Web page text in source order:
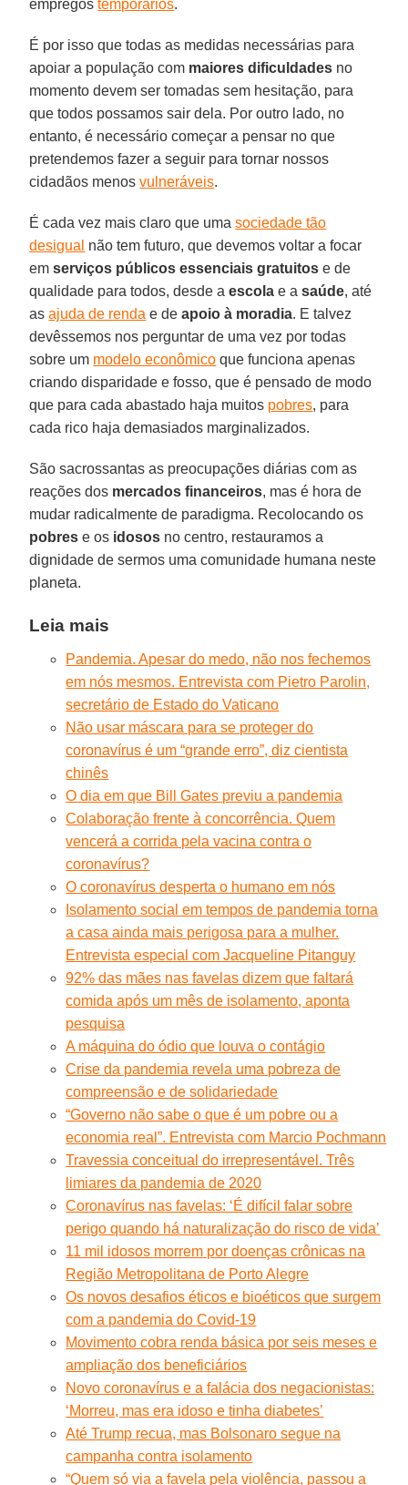
empregostemporários.
É por isso que todas as medidas necessárias para
apoiar a população com maiores dificuldades no
momento devem ser tomadas sem hesitação, para
que todos possamos sair dela. Por outro lado, no
entanto, é necessário começar a pensar no que
pretendemos fazer a seguir para tornar nossos
cidadãos menosvulneráveis.
É cada vez mais claro que umasociedade tão
desigual não tem futuro, que devemos voltar a focar
emserviços públicos essenciais gratuitos e de
qualidade para todos, desde aescola e asaúde, até
asajuda de renda e deapoio à moradia. E talvez
devêssemos nos perguntar de uma vez por todas
sobre um modelo econômico que funciona apenas
criando disparidade e fosso, que é pensado de modo
que para cada abastado haja muitos pobres, para
cada rico haja demasiados marginalizados.
São sacrossantas as preocupações diárias com as
reações dos mercados financeiros, mas é hora de
mudar radicalmente de paradigma. Recolocando os
pobres e os idosos no centro, restauramos a
dignidade de sermos uma comunidade humana neste
planeta.
Leia mais
Pandemia. Apesar do medo, não nos fechemos
em nós mesmos. Entrevista com Pietro Parolin,
secretário de Estado do Vaticano
Não usar máscara para se proteger do
coronavírus é um “grande erro”, diz cientista
chinês
O dia em que Bill Gates previu a pandemia
Colaboração frente à concorrência. Quem
vencerá a corrida pela vacina contra o
coronavírus?
O coronavírus desperta o humano em nós
Isolamento social em tempos de pandemia torna
a casa ainda mais perigosa para a mulher.
Entrevista especial com Jacqueline Pitanguy
92% das mães nas favelas dizem que faltará
comida após um mês de isolamento, aponta
pesquisa
A máquina do ódio que louva o contágio
Crise da pandemia revela uma pobreza de
compreensão e de solidariedade
“Governo não sabe o que é um pobre ou a
economia real”. Entrevista com Marcio Pochmann
Travessia conceitual do irrepresentável. Três
limiares da pandemia de 2020
Coronavírus nas favelas: ‘É difícil falar sobre
perigo quando há naturalização do risco de vida’
11 mil idosos morrem por doenças crônicas na
Região Metropolitana de Porto Alegre
Os novos desafios éticos e bioéticos que surgem
com a pandemia do Covid-19
Movimento cobra renda básica por seis meses e
ampliação dos beneficiários
Novo coronavírus e a falácia dos negacionistas:
‘Morreu, mas era idoso e tinha diabetes’
Até Trump recua, mas Bolsonaro segue na
campanha contra isolamento
“Quem só via a favela pela violência, passou a